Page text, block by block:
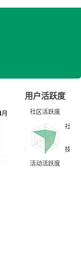
用户活跃度